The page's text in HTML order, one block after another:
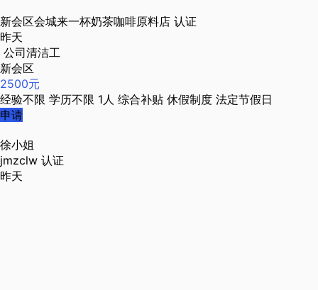
新会区会城来一杯奶茶咖啡原料店 认证
昨天
公司清洁工
新会区
2500元
经验不限 学历不限 1人 综合补贴 休假制度 法定节假日
申请
徐小姐
jmzclw 认证
昨天